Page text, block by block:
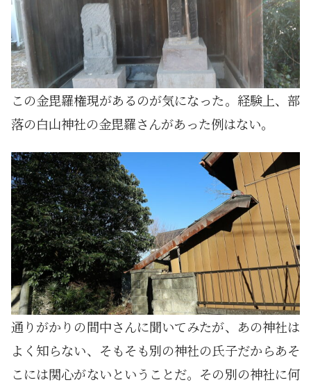
この金毘羅権現があるのが気になった。経験上、部
落の白山神社の金毘羅さんがあった例はない。
通りがかりの間中さんに聞いてみたが、あの神社は
よく知らない、そもそも別の神社の氏子だからあそ
こには関心がないということだ。その別の神社に何